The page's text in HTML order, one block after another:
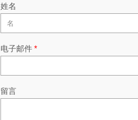
姓名
电子邮件 *
留言